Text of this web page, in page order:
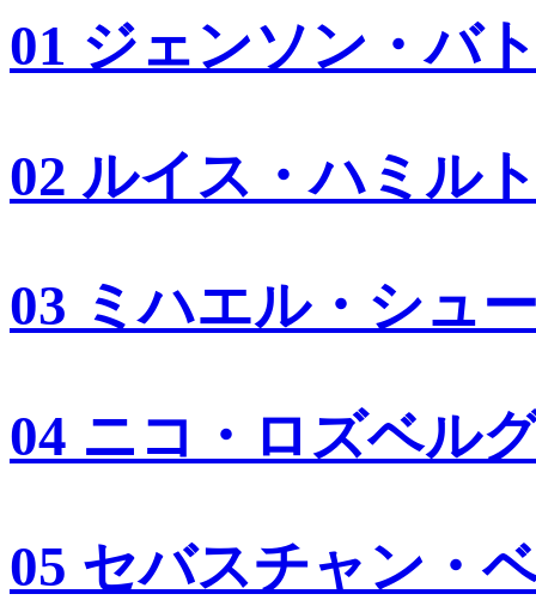
01 ジェンソン・バ
02 ルイス・ハミル
03 ミハエル・シュ
04 ニコ・ロズベル
05 セバスチャン・